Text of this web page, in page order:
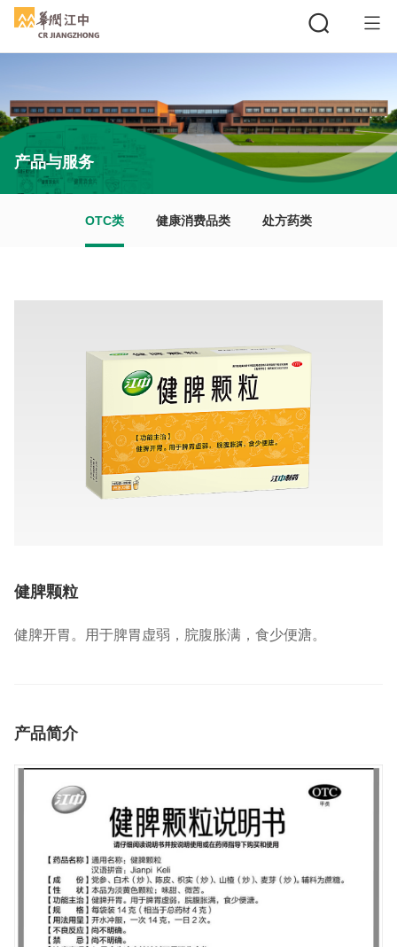
搜索
产品与服务
OTC类 健康消费品类 处方药类
健脾颗粒
健脾开胃。用于脾胃虚弱，脘腹胀满，食少便溏。
产品简介